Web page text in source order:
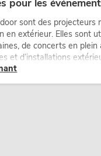
pour les
sont des projecteurs
en extérieur. Elles sont
de concerts en plein
et d’installations